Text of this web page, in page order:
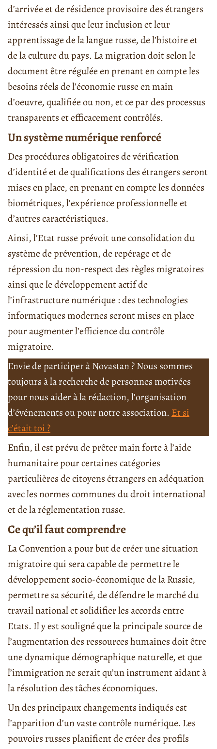
d’arrivée et de résidence provisoire des étrangers
intéressés ainsi que leur inclusion et leur
apprentissage de la langue russe, de l’histoire et
de la culture du pays. La migration doit selon le
document être régulée en prenant en compte les
besoins réels de l’économie russe en main
d’oeuvre, qualifiée ou non, et ce par des processus
transparents et efficacement contrôlés.
Un système numérique renforcé
Des procédures obligatoires de vérification
d’identité et de qualifications des étrangers seront
mises en place, en prenant en compte les données
biométriques, l’expérience professionnelle et
d’autres caractéristiques.
Ainsi, l’Etat russe prévoit une consolidation du
système de prévention, de repérage et de
répression du non-respect des règles migratoires
ainsi que le développement actif de
l’infrastructure numérique : des technologies
informatiques modernes seront mises en place
pour augmenter l’efficience du contrôle
migratoire.
Envie de participer à Novastan ? Nous sommes
toujours à la recherche de personnes motivées
pour nous aider à la rédaction, l’organisation
d’événements ou pour notre association. Et si
c’était toi ?
Enfin, il est prévu de prêter main forte à l’aide
humanitaire pour certaines catégories
particulières de citoyens étrangers en adéquation
avec les normes communes du droit international
et de la réglementation russe.
Ce qu’il faut comprendre
La Convention a pour but de créer une situation
migratoire qui sera capable de permettre le
développement socio-économique de la Russie,
permettre sa sécurité, de défendre le marché du
travail national et solidifier les accords entre
Etats. Il y est souligné que la principale source de
l’augmentation des ressources humaines doit être
une dynamique démographique naturelle, et que
l’immigration ne serait qu’un instrument aidant à
la résolution des tâches économiques.
Un des principaux changements indiqués est
l’apparition d’un vaste contrôle numérique. Les
pouvoirs russes planifient de créer des profils